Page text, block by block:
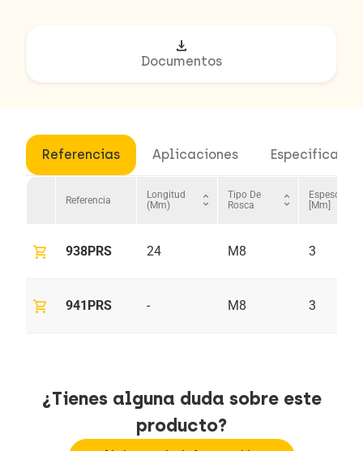
download
Documentos
Referencias Aplicaciones
Referencia
Longitud
(mm)
unfold_more
Tipo De
Rosca
unfold_more
Espesor
[mm]
shopping_cart 938PRS 24 M8 3
shopping_cart 941PRS - M8 3
¿Tienes alguna duda sobre este
producto?